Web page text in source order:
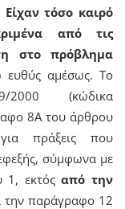
Είχαν τόσο καιρό
από τις
στο πρόβλημα
αμέσως. Το
(κώδικα
8Α του άρθρου
πράξεις που
σύμφωνα με
1, εκτόςαπό την
την παράγραφο 12